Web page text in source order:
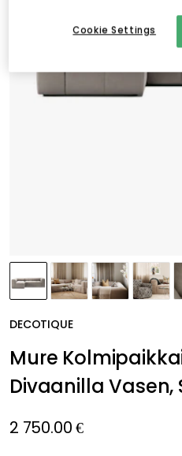
DECOTIQUE
Mure
Divaanilla Vasen,
2 750.00 €
Cookie Settings